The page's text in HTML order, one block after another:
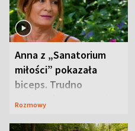
Anna z „Sanatorium
miłości” pokazała
biceps. Trudno
uwierzyć, co przeszła
Rozmowy